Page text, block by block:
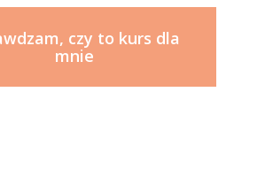
czy to kurs dla
mnie